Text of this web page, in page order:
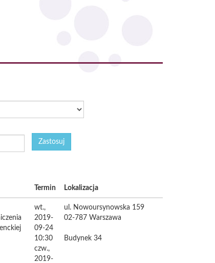
Zastosuj
Termin Lokalizacja
wt.,
2019-
09-24
10:30
czw.,
2019-
ul. Nowoursynowska 159
02-787 Warszawa
Budynek 34